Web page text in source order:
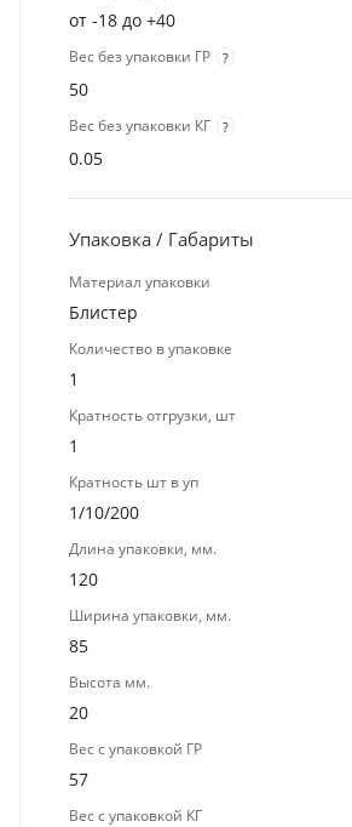
от -18 до +40
Вес без упаковки ГР ?
50
Вес без упаковки КГ ?
0.05
Упаковка / Габариты
Материал упаковки
Блистер
Количество в упаковке
1
Кратность отгрузки, шт
1
Кратность шт в уп
1/10/200
Длина упаковки, мм.
120
Ширина упаковки, мм.
85
Высота мм.
20
Вес с упаковкой ГР
57
Вес с упаковкой КГ